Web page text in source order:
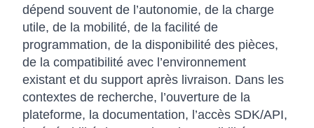
dépend souvent de l’autonomie, de la charge
utile, de la mobilité, de la facilité de
programmation, de la disponibilité des pièces,
de la compatibilité avec l’environnement
existant et du support après livraison. Dans les
contextes de recherche, l’ouverture de la
plateforme, la documentation, l’accès SDK/API,